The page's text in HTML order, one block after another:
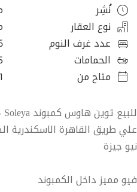
نُشِر
نوع العقار
عدد غرف النوم
الحمامات
متاح من
١٦
للبيع توين هاوس كمبوند Soleya - انرشيا
علي طريق القاهرة الاسكندرية
نيو جيزة
فيو مميز داخل الكمبوند